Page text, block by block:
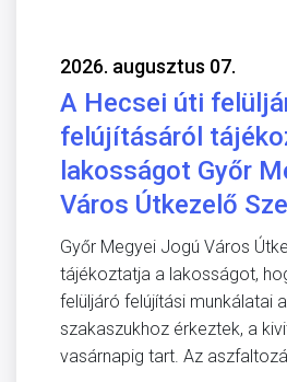
2026. augusztus 07.
A Hecsei úti
felújításáról
lakosságot Győr
Város Útkezelő
Győr Megyei Jogú Város
tájékoztatja a lakosságot,
felüljáró felújítási munkálatai
szakaszukhoz érkeztek, a
vasárnapig tart. Az